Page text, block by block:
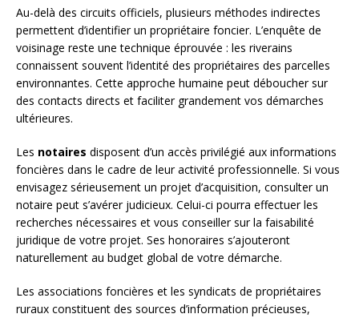
Au-delà des circuits officiels, plusieurs méthodes indirectes
permettent d’identifier un propriétaire foncier. L’enquête de
voisinage reste une technique éprouvée : les riverains
connaissent souvent l’identité des propriétaires des parcelles
environnantes. Cette approche humaine peut déboucher sur
des contacts directs et faciliter grandement vos démarches
ultérieures.
Les notaires disposent d’un accès privilégié aux informations
foncières dans le cadre de leur activité professionnelle. Si vous
envisagez sérieusement un projet d’acquisition, consulter un
notaire peut s’avérer judicieux. Celui-ci pourra effectuer les
recherches nécessaires et vous conseiller sur la faisabilité
juridique de votre projet. Ses honoraires s’ajouteront
naturellement au budget global de votre démarche.
Les associations foncières et les syndicats de propriétaires
ruraux constituent des sources d’information précieuses,